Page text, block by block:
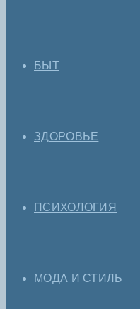
БЫТ
ЗДОРОВЬЕ
ПСИХОЛОГИЯ
МОДА И СТИЛЬ